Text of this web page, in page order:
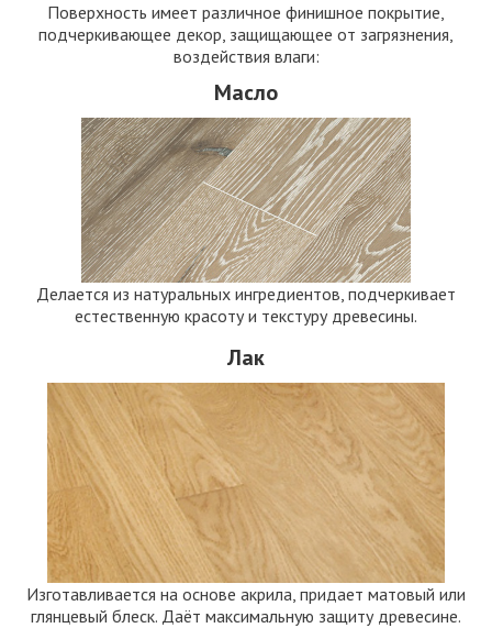
Поверхность имеет различное финишное покрытие,
подчеркивающее декор, защищающее от загрязнения,
воздействия влаги:
Масло
Делается из натуральных ингредиентов, подчеркивает
естественную красоту и текстуру древесины.
Лак
Изготавливается на основе акрила, придает матовый или
глянцевый блеск. Даёт максимальную защиту древесине.